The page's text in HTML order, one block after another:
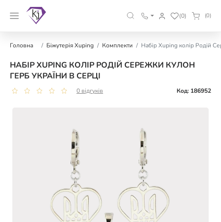
(0) (0)
Головна Біжутерія Xuping Комплекти Набір Xuping колір Родій
НАБІР XUPING КОЛІР РОДІЙ СЕРЕЖКИ КУЛОН
ГЕРБ УКРАЇНИ В СЕРЦІ
0 відгуків Код: 186952